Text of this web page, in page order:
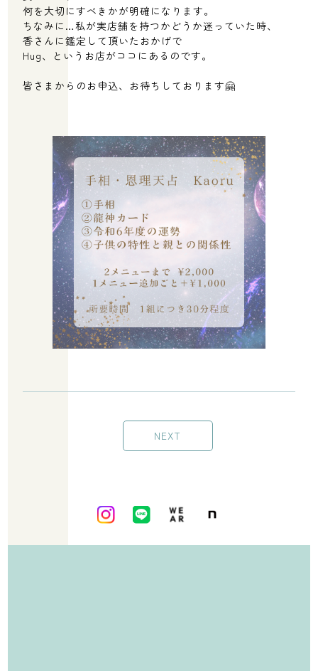
何を大切にすべきかが明確になります。
ちなみに…私が実店舗を持つかどうか迷っていた時、
香さんに鑑定して頂いたおかげで
Hug、というお店がココにあるのです。
皆さまからのお申込、お待ちしております🤗
NEXT
© Hug All Reserved.